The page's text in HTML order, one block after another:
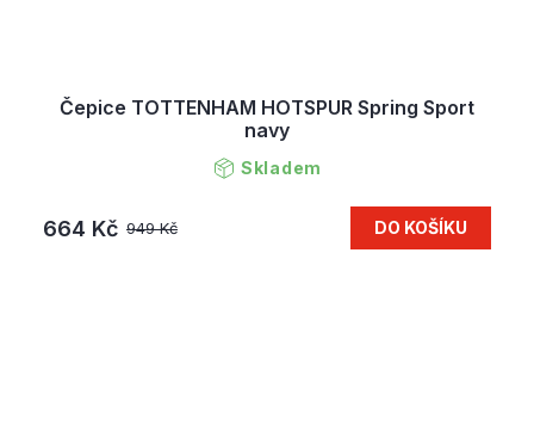
Čepice TOTTENHAM HOTSPUR Spring Sport
navy
Skladem
949 Kč
664 Kč DO KOŠÍKU